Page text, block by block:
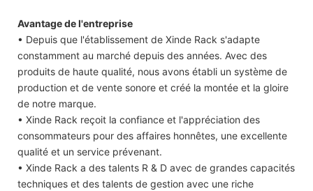
Avantage de l'entreprise
• Depuis que l'établissement de Xinde Rack s'adapte
constamment au marché depuis des années. Avec des
produits de haute qualité, nous avons établi un système de
production et de vente sonore et créé la montée et la gloire
de notre marque.
• Xinde Rack reçoit la confiance et l'appréciation des
consommateurs pour des affaires honnêtes, une excellente
qualité et un service prévenant.
• Xinde Rack a des talents R & D avec de grandes capacités
techniques et des talents de gestion avec une riche